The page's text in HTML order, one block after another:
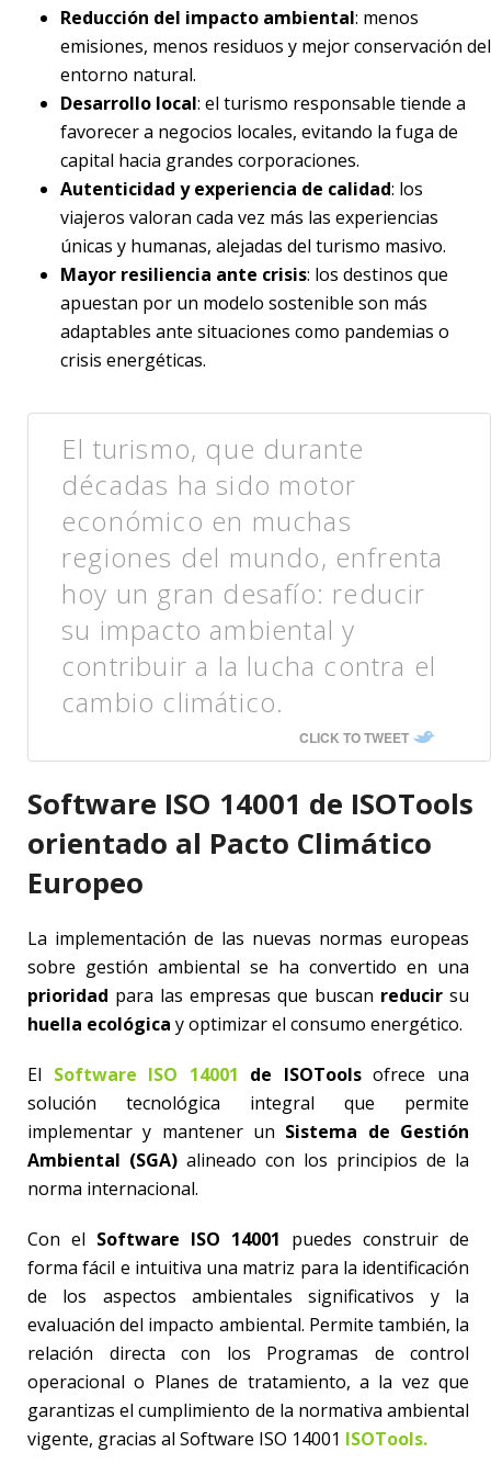
Reducción del impacto ambiental: menos
emisiones, menos residuos y mejor conservación del
entorno natural.
Desarrollo local: el turismo responsable tiende a
favorecer a negocios locales, evitando la fuga de
capital hacia grandes corporaciones.
Autenticidad y experiencia de calidad: los
viajeros valoran cada vez más las experiencias
únicas y humanas, alejadas del turismo masivo.
Mayor resiliencia ante crisis: los destinos que
apuestan por un modelo sostenible son más
adaptables ante situaciones como pandemias o
crisis energéticas.
El turismo, que durante
décadas ha sido motor
económico en muchas
regiones del mundo, enfrenta
hoy un gran desafío: reducir
su impacto ambiental y
contribuir a la lucha contra el
cambio climático.
CLICK TO TWEET
Software ISO 14001 de ISOTools
orientado al Pacto Climático
Europeo
La implementación de las nuevas normas europeas
sobre gestión ambiental se ha convertido en una
prioridad para las empresas que buscan reducir su
huella ecológica y optimizar el consumo energético.
El Software ISO 14001 de ISOToolsofrece una
solución tecnológica integral que permite
implementar y mantener un Sistema de Gestión
Ambiental (SGA) alineado con los principios de la
norma internacional.
Con el Software ISO 14001 puedes construir de
forma fácil e intuitiva una matriz para la identificación
de los aspectos ambientales significativos y la
evaluación del impacto ambiental. Permite también, la
relación directa con los Programas de control
operacional o Planes de tratamiento, a la vez que
garantizas el cumplimiento de la normativa ambiental
vigente, gracias al Software ISO 14001 ISOTools.